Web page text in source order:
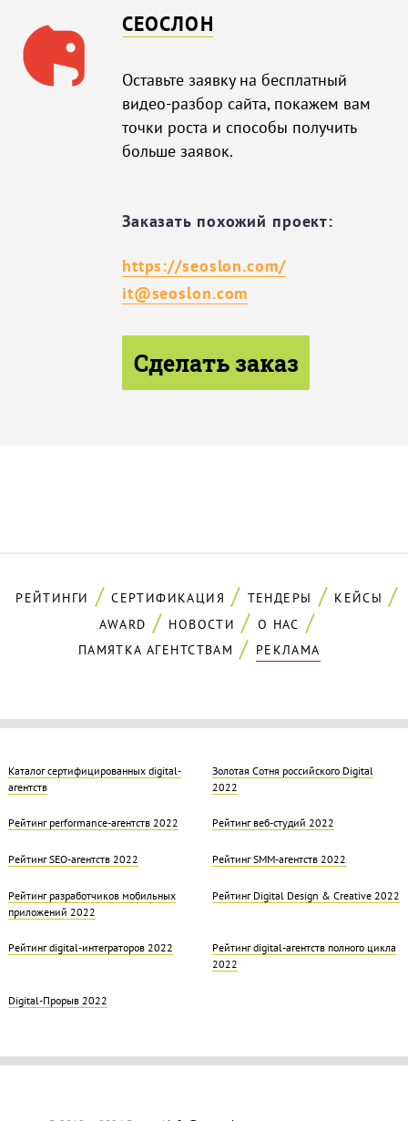
СЕОСЛОН
Оставьте заявку на бесплатный
видео-разбор сайта, покажем вам
точки роста и способы получить
больше заявок.
Заказать похожий проект:
https://seoslon.com/
it@seoslon.com
Сделать заказ
РЕЙТИНГИ СЕРТИФИКАЦИЯ ТЕНДЕРЫ
КЕЙСЫ
AWARD
НОВОСТИ
О НАС
ПАМЯТКА АГЕНТСТВАМ
РЕКЛАМА
Каталог сертифицированных digital-
агентств
Золотая Cотня российского Digital
2022
Рейтинг performance-агентств 2022 Рейтинг веб-студий 2022
Рейтинг SEO-агентств 2022 Рейтинг SMM-агентств 2022
Рейтинг разработчиков мобильных
приложений 2022
Рейтинг Digital Design & Creative 2022
Рейтинг digital-интеграторов 2022
Рейтинг digital-агентств полного цикла
2022
Digital-Прорыв 2022